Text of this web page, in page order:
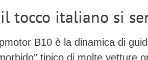
tocco italiano si
B10 è la dinamica di
tipico di molte vetture